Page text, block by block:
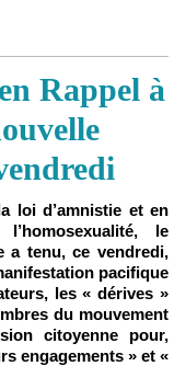
Rappel à
loi d’amnistie et en
le
a tenu, ce vendredi,
pacifique
les « dérives »
du mouvement
citoyenne pour,
engagements » et «